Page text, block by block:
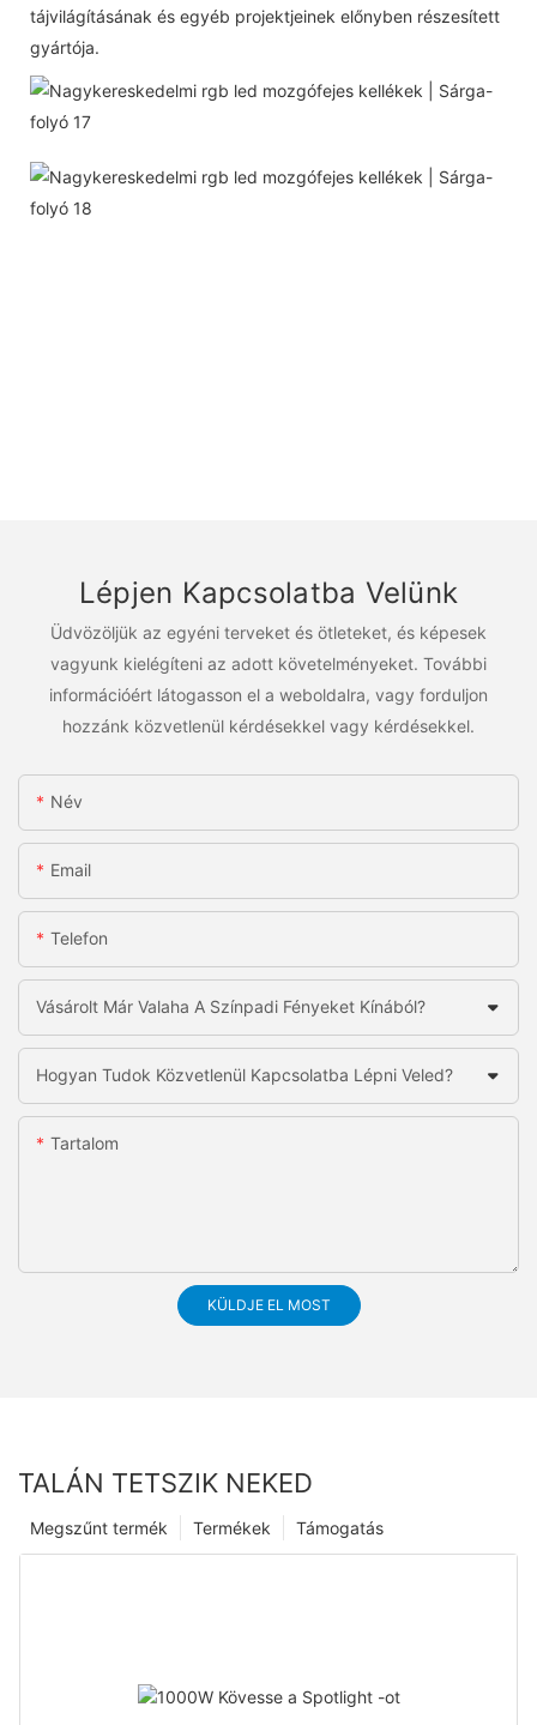
tájvilágításának és egyéb projektjeinek előnyben részesített
gyártója.
Lépjen Kapcsolatba Velünk
Üdvözöljük az egyéni terveket és ötleteket, és képesek
vagyunk kielégíteni az adott követelményeket. További
információért látogasson el a weboldalra, vagy forduljon
hozzánk közvetlenül kérdésekkel vagy kérdésekkel.
Név
Email
Telefon
Vásárolt Már Valaha A Színpadi Fényeket Kínából?
Hogyan Tudok Közvetlenül Kapcsolatba Lépni Veled?
Tartalom
KÜLDJE EL MOST
TALÁN TETSZIK NEKED
Támogatás
Termékek
Megszűnt termék